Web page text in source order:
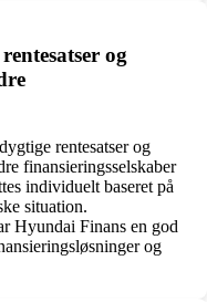
og
rentesatser og
finansieringsselskaber
individuelt baseret på
situation.
Hyundai Finans en god
og